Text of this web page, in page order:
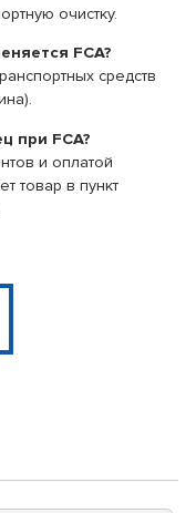
очистку.
FCA?
средств
при FCA?
и оплатой
товар в пункт